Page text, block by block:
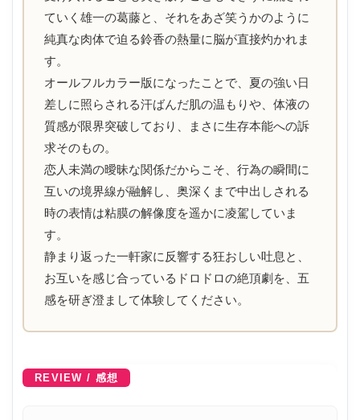
ー版になります。
ストーリーに変更はありません。
※本編の隠蔽処理は黒ノリになります
＊＊＊
本編:42p
作画:うまくち醬油様
X @umakuchu
Pixiv 809099
シナリオ:なつぺそ様
ていく雄一の葛藤と、それをあざ笑うかのように
純真な肉体で迫る鈴香の熱量に脳が直接灼かれま
す。
オールフルカラー版になったことで、夏の強い日
差しに照らされる汗ばんだ肌の温もりや、体液の
質感が限界突破しており、まさに生存本能への訴
求そのもの。
恋人未満の曖昧な関係だからこそ、行為の瞬間に
互いの境界線が融解し、奥深くまで中出しされる
時の表情は粘膜の解像度を遥かに凌駕していま
す。
静まり返った一軒家に反響する狂おしい吐息と、
お互いを感じ合っているドロドロの絶頂劇を、五
感を研ぎ澄まして体験してください。
REVIEW / 感想